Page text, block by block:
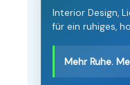
Interior Design,
für ein ruhiges,
Mehr Ruhe.